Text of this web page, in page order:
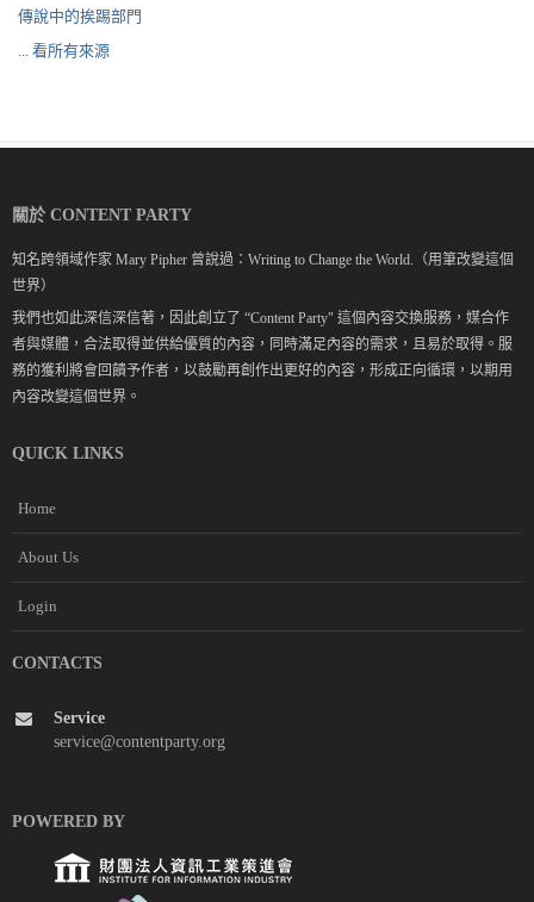
傳說中的挨踢部門
... 看所有來源
關於 CONTENT PARTY
知名跨領域作家 Mary Pipher 曾說過：Writing to Change the World.（用筆改變這個
世界）
我們也如此深信深信著，因此創立了 “Content Party" 這個內容交換服務，媒合作
者與媒體，合法取得並供給優質的內容，同時滿足內容的需求，且易於取得。服
務的獲利將會回饋予作者，以鼓勵再創作出更好的內容，形成正向循環，以期用
內容改變這個世界。
QUICK LINKS
Home
About Us
Login
CONTACTS
Service
service@contentparty.org
POWERED BY